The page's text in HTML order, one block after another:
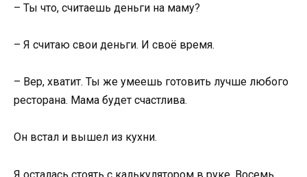
– Ты что, считаешь деньги на маму?
– Я считаю свои деньги. И своё время.
– Вер, хватит. Ты же умеешь готовить лучше любого
ресторана. Мама будет счастлива.
Он встал и вышел из кухни.
Я осталась стоять с калькулятором в руке. Восемь